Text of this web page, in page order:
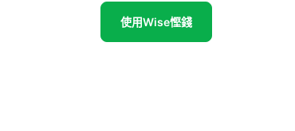
使用Wise慳錢